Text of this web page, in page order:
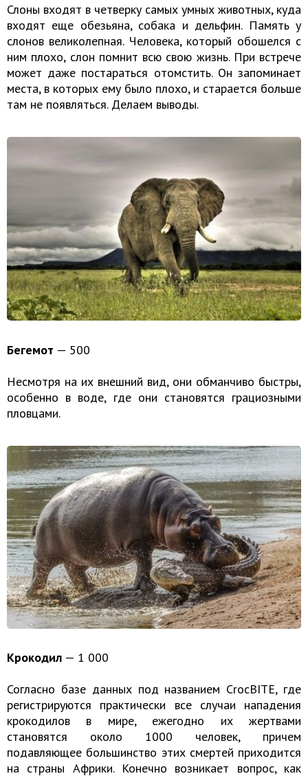
Слоны входят в четверку самых умных животных, куда
входят еще обезьяна, собака и дельфин. Память у
слонов великолепная. Человека, который обошелся с
ним плохо, слон помнит всю свою жизнь. При встрече
может даже постараться отомстить. Он запоминает
места, в которых ему было плохо, и старается больше
там не появляться. Делаем выводы.
Бегемот — 500
Несмотря на их внешний вид, они обманчиво быстры,
особенно в воде, где они становятся грациозными
пловцами.
Крокодил — 1 000
Согласно базе данных под названием CrocBITE, где
регистрируются практически все случаи нападения
крокодилов в мире, ежегодно их жертвами
становятся около 1000 человек, причем
подавляющее большинство этих смертей приходится
на страны Африки. Конечно возникает вопрос, как